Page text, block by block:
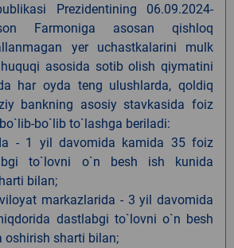
Prezidentining 06.09.2024-
Farmoniga asosan qishloq
yer uchastkalarini mulk
asosida sotib olish qiymatini
har oyda teng ulushlarda, qoldiq
bankning asosiy stavkasida foiz
bo`lib to`lashga beriladi:
- 1 yil davomida kamida 35 foiz
to`lovni o`n besh ish kunida
bilan;
markazlarida - 3 yil davomida
dastlabgi to`lovni o`n besh
oshirish sharti bilan;